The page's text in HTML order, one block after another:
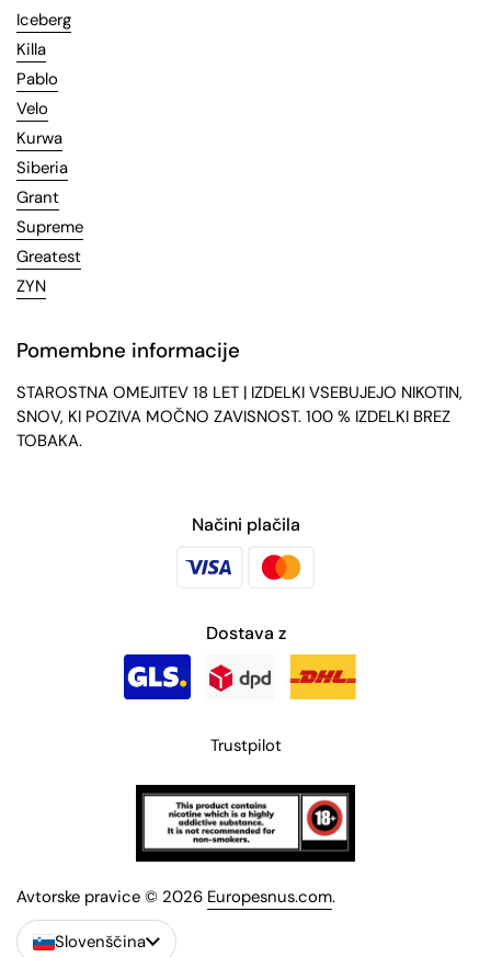
Iceberg
Killa
Pablo
Velo
Kurwa
Siberia
Grant
Supreme
Greatest
ZYN
Pomembne informacije
STAROSTNA OMEJITEV 18 LET | IZDELKI VSEBUJEJO NIKOTIN,
SNOV, KI POZIVA MOČNO ZAVISNOST. 100 % IZDELKI BREZ
TOBAKA.
Načini plačila
Dostava z
Trustpilot
Avtorske pravice © 2026 Europesnus.com.
Slovenščina